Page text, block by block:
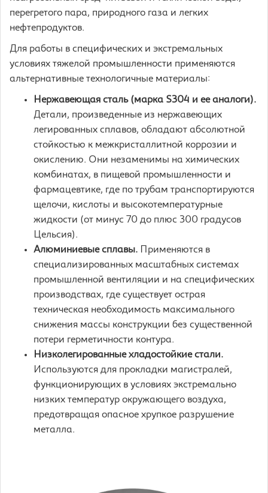
перегретого пара, природного газа и легких
нефтепродуктов.
Для работы в специфических и экстремальных
условиях тяжелой промышленности применяются
альтернативные технологичные материалы:
Нержавеющая сталь (марка S304 и ее аналоги).
Детали, произведенные из нержавеющих
легированных сплавов, обладают абсолютной
стойкостью к межкристаллитной коррозии и
окислению. Они незаменимы на химических
комбинатах, в пищевой промышленности и
фармацевтике, где по трубам транспортируются
щелочи, кислоты и высокотемпературные
жидкости (от минус 70 до плюс 300 градусов
Цельсия).
Алюминиевые сплавы. Применяются в
специализированных масштабных системах
промышленной вентиляции и на специфических
производствах, где существует острая
техническая необходимость максимального
снижения массы конструкции без существенной
потери герметичности контура.
Низколегированные хладостойкие стали.
Используются для прокладки магистралей,
функционирующих в условиях экстремально
низких температур окружающего воздуха,
предотвращая опасное хрупкое разрушение
металла.